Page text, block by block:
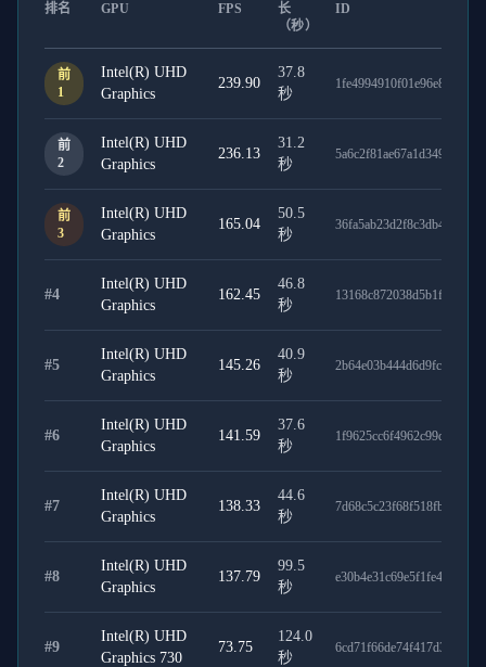
排名 GPU FPS
长
（秒）
ID
前
1
Intel(R) UHD
Graphics
239.90
37.8
秒
1fe4994910f01e96e811
前
2
Intel(R) UHD
Graphics
236.13
31.2
秒
5a6c2f81ae67a1d349c5
前
3
Intel(R) UHD
Graphics
165.04
50.5
秒
36fa5ab23d2f8c3db4e9
#4
Intel(R) UHD
Graphics
162.45
46.8
秒
13168c872038d5b1f2f5
#5
Intel(R) UHD
Graphics
145.26
40.9
秒
2b64e03b444d6d9fc97d
#6
Intel(R) UHD
Graphics
141.59
37.6
秒
1f9625cc6f4962c99db4
#7
Intel(R) UHD
Graphics
138.33
44.6
秒
7d68c5c23f68f518fb96
#8
Intel(R) UHD
Graphics
137.79
99.5
秒
e30b4e31c69e5f1fe4cf
#9
Intel(R) UHD
Graphics 730
73.75
124.0
秒
6cd71f66de74f417d398